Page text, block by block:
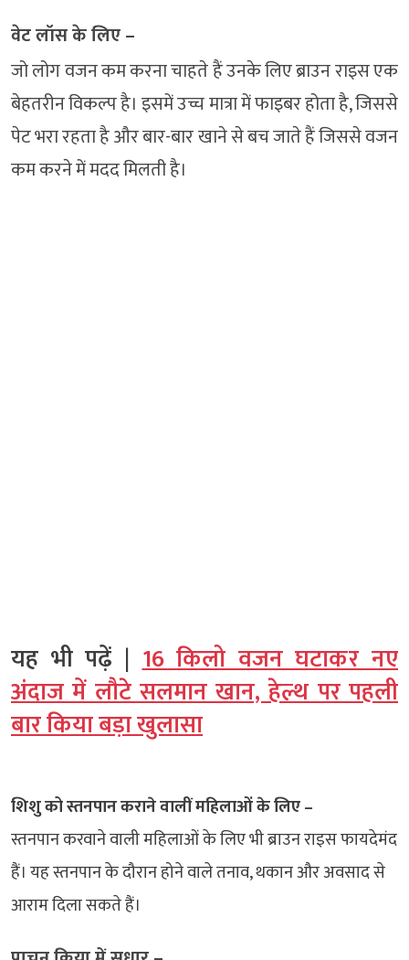
वेट लॉस के लिए –
जो लोग वजन कम करना चाहते हैं उनके लिए ब्राउन राइस एक
बेहतरीन विकल्प है। इसमें उच्च मात्रा में फाइबर होता है, जिससे
पेट भरा रहता है और बार-बार खाने से बच जाते हैं जिससे वजन
कम करने में मदद मिलती है।
यह भी पढ़ें |16 किलो वजन घटाकर नए
अंदाज में लौटे सलमान खान, हेल्थ पर पहली
बार किया बड़ा खुलासा
शिशु को स्तनपान कराने वालीं महिलाओं के लिए –
स्तनपान करवाने वाली महिलाओं के लिए भी ब्राउन राइस फायदेमंद
हैं। यह स्तनपान के दौरान होने वाले तनाव, थकान और अवसाद से
आराम दिला सकते हैं।